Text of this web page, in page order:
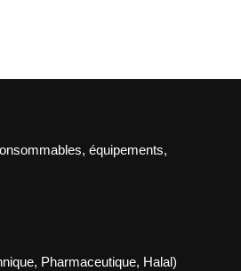
équipements,
Pharmaceutique, Halal)